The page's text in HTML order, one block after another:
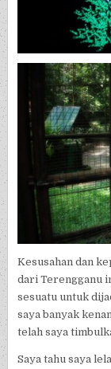
Kesusahan dan
dari Terengganu
sesuatu untuk
saya banyak
telah saya
Saya tahu saya